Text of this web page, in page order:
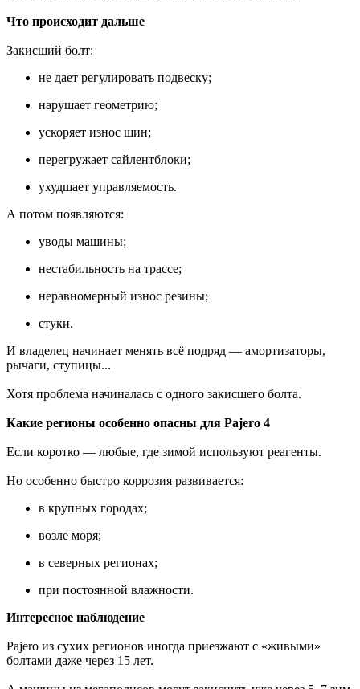
Что происходит дальше
Закисший болт:
не дает регулировать подвеску;
нарушает геометрию;
ускоряет износ шин;
перегружает сайлентблоки;
ухудшает управляемость.
А потом появляются:
уводы машины;
нестабильность на трассе;
неравномерный износ резины;
стуки.
И владелец начинает менять всё подряд — амортизаторы,
рычаги, ступицы...
Хотя проблема начиналась с одного закисшего болта.
Какие регионы особенно опасны для Pajero 4
Если коротко — любые, где зимой используют реагенты.
Но особенно быстро коррозия развивается:
в крупных городах;
возле моря;
в северных регионах;
при постоянной влажности.
Интересное наблюдение
Pajero из сухих регионов иногда приезжают с «живыми»
болтами даже через 15 лет.